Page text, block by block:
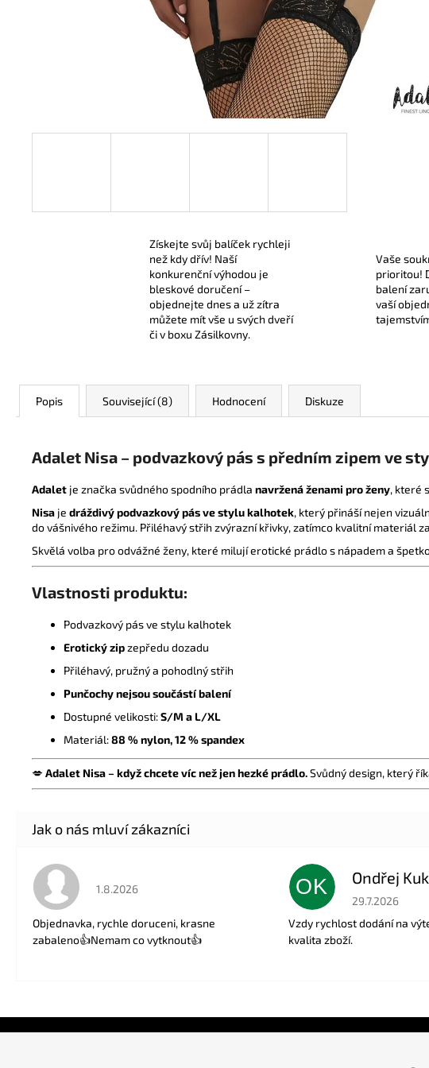
Získejte svůj balíček rychleji
než kdy dřív! Naší
konkurenční výhodou je
bleskové doručení –
objednejte dnes a už zítra
můžete mít vše u svých dveří
či v boxu Zásilkovny.
Vaše
prioritou!
balení
vaší
Popis Související (8) Hodnocení Diskuze
Adalet Nisa – podvazkový pás s předním zipem ve
Adalet je značka svůdného spodního prádla navržená ženami pro ženy, které
Nisa je dráždivý podvazkový pás ve stylu kalhotek, který přináší nejen
do vášnivého režimu. Přiléhavý střih zvýrazní křivky, zatímco kvalitní materiál
Skvělá volba pro odvážné ženy, které milují erotické prádlo s nápadem a
Vlastnosti produktu:
Podvazkový pás ve stylu kalhotek
Erotický zipzepředu dozadu
Přiléhavý, pružný a pohodlný střih
Punčochy nejsou součástí balení
Dostupné velikosti:S/M a L/XL
Materiál:88 % nylon, 12 % spandex
💋 Adalet Nisa – když chcete víc než jen hezké prádlo.Svůdný design, který
Hodnocení obchodu je 5 z 5 hvězdiček.
1.8.2026
Objednavka, rychle doruceni, krasne
zabaleno👍Nemam co vytknout👍
OK Ondřej
Hodnocení
29.7.2026
Vzdy rychlost dodání na
kvalita zboží.
330 Kč